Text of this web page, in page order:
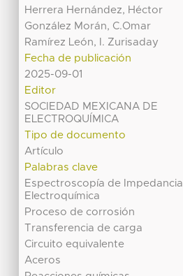
Herrera Hernández, Héctor
González Morán, C.Omar
Ramírez León, I. Zurisaday
Fecha de publicación
2025-09-01
Editor
SOCIEDAD MEXICANA DE
ELECTROQUÍMICA
Tipo de documento
Artículo
Palabras clave
Espectroscopía de Impedancia
Electroquímica
Proceso de corrosión
Transferencia de carga
Circuito equivalente
Aceros